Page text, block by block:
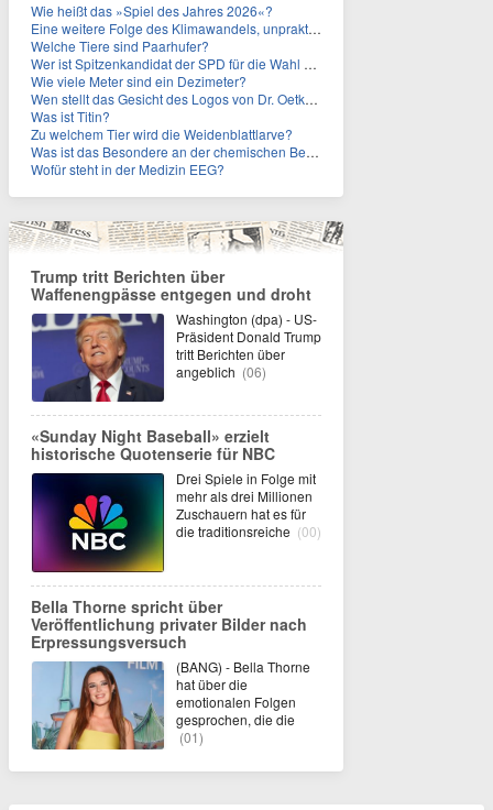
Wie heißt das »Spiel des Jahres 2026«?
Eine weitere Folge des Klimawandels, unpraktisch für Urlauber: Wo fehlt mittlerweile sogar das Trinkwasser?
Welche Tiere sind Paarhufer?
Wer ist Spitzenkandidat der SPD für die Wahl zum Berliner Abgeordnetenhaus im September 2026?
Wie viele Meter sind ein Dezimeter?
Wen stellt das Gesicht des Logos von Dr. Oetker dar?
Was ist Titin?
Zu welchem Tier wird die Weidenblattlarve?
Was ist das Besondere an der chemischen Bezeichnung für Titin?
Wofür steht in der Medizin EEG?
Trump tritt Berichten über
Waffenengpässe entgegen und droht
Washington (dpa) - US-
Präsident Donald Trump
tritt Berichten über
angeblich (06)
«Sunday Night Baseball» erzielt
historische Quotenserie für NBC
Drei Spiele in Folge mit
mehr als drei Millionen
Zuschauern hat es für
die traditionsreiche (00)
Bella Thorne spricht über
Veröffentlichung privater Bilder nach
Erpressungsversuch
(BANG) - Bella Thorne
hat über die
emotionalen Folgen
gesprochen, die die
(01)